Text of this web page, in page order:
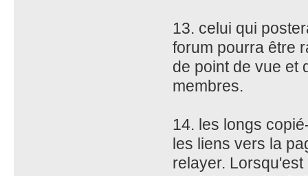
13. celui qui
forum pourra être
de point de vue et
membres.
14. les longs
les liens vers la
relayer.